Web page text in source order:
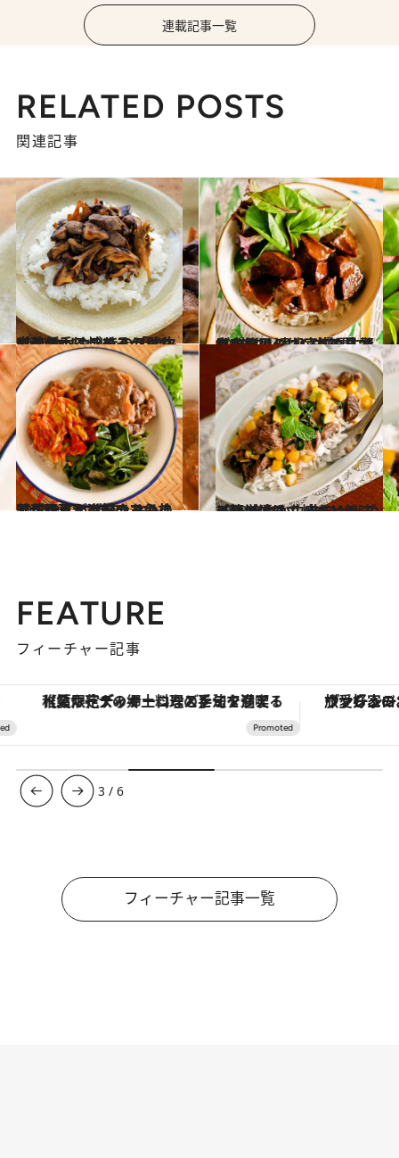
連載記事一覧
RELATED POSTS
関連記事
2023.10.10
【秋が香るごちそうレシピ】 カリカリきのこと牛肉ののっけライス 「強火で強気」に炒めるのがカギ！
グルメ 2023.3.6
白央篤司のいいもの見つけたシリーズ 宮城県生まれ“牛タン煮込み”缶詰 驚きのおいしさ、丼にしてどうぞ！
グルメ
2023.9.11
【ごはんが進むやみつき丼レシピ】 焼肉、キムチ、野菜ナムルの三色丼 野菜ナムルは好きなもので作ろう！
グルメ 2023.9.29
【簡単エスニックレシピ】 爽やか！ 牛ミントのっけごはん 牛肉をナンプラーに漬けて焼くと美味
グルメ
FEATURE
フィーチャー記事
【夏限定ディナーコース】旬を迎える稚鮎や花ズッキーニなどをイタリア・トスカーナの郷土料理の手法で満喫！ ヴァシュロン・コンスタンタ
3 /6
フィーチャー記事一覧